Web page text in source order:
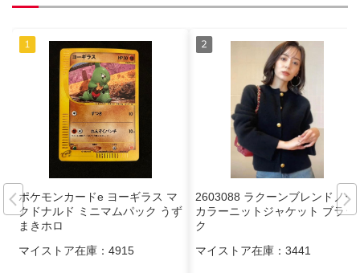
ポケモンカードe ヨーギラス マ
クドナルド ミニマムパック うず
まきホロ
マイストア在庫： 4915
2603088 ラクーンブレンドノー
カラーニットジャケット ブラッ
ク
マイストア在庫： 3441